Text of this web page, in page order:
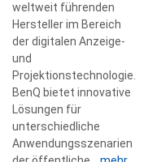
weltweit führenden
Hersteller im Bereich
der digitalen Anzeige-
und
Projektionstechnologie.
BenQ bietet innovative
Lösungen für
unterschiedliche
Anwendungsszenarien